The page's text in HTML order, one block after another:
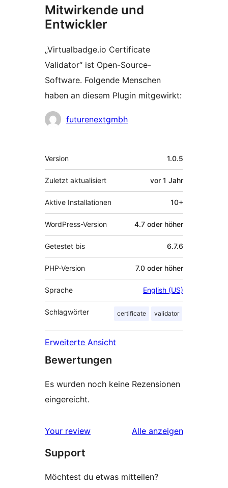
Mitwirkende und
Entwickler
„Virtualbadge.io Certificate
Validator“ ist Open-Source-
Software. Folgende Menschen
haben an diesem Plugin mitgewirkt:
Mitwirkende
futurenextgmbh
Meta
Version 1.0.5
Zuletzt aktualisiert vor 1 Jahr
Aktive Installationen 10+
WordPress-Version 4.7 oder höher
Getestet bis 6.7.6
PHP-Version 7.0 oder höher
Sprache English (US)
Schlagwörter certificate validator
Erweiterte Ansicht
Bewertungen
Es wurden noch keine Rezensionen
eingereicht.
Your review Alle Rezensionen
anzeigen
Support
Möchtest du etwas mitteilen?